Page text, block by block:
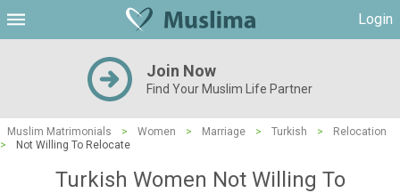
Login
Join Now
Find Your Muslim Life Partner
Muslim Matrimonials > Women > Marriage > Turkish >
Relocation
>
Not Willing To Relocate
Turkish Women Not Willing To